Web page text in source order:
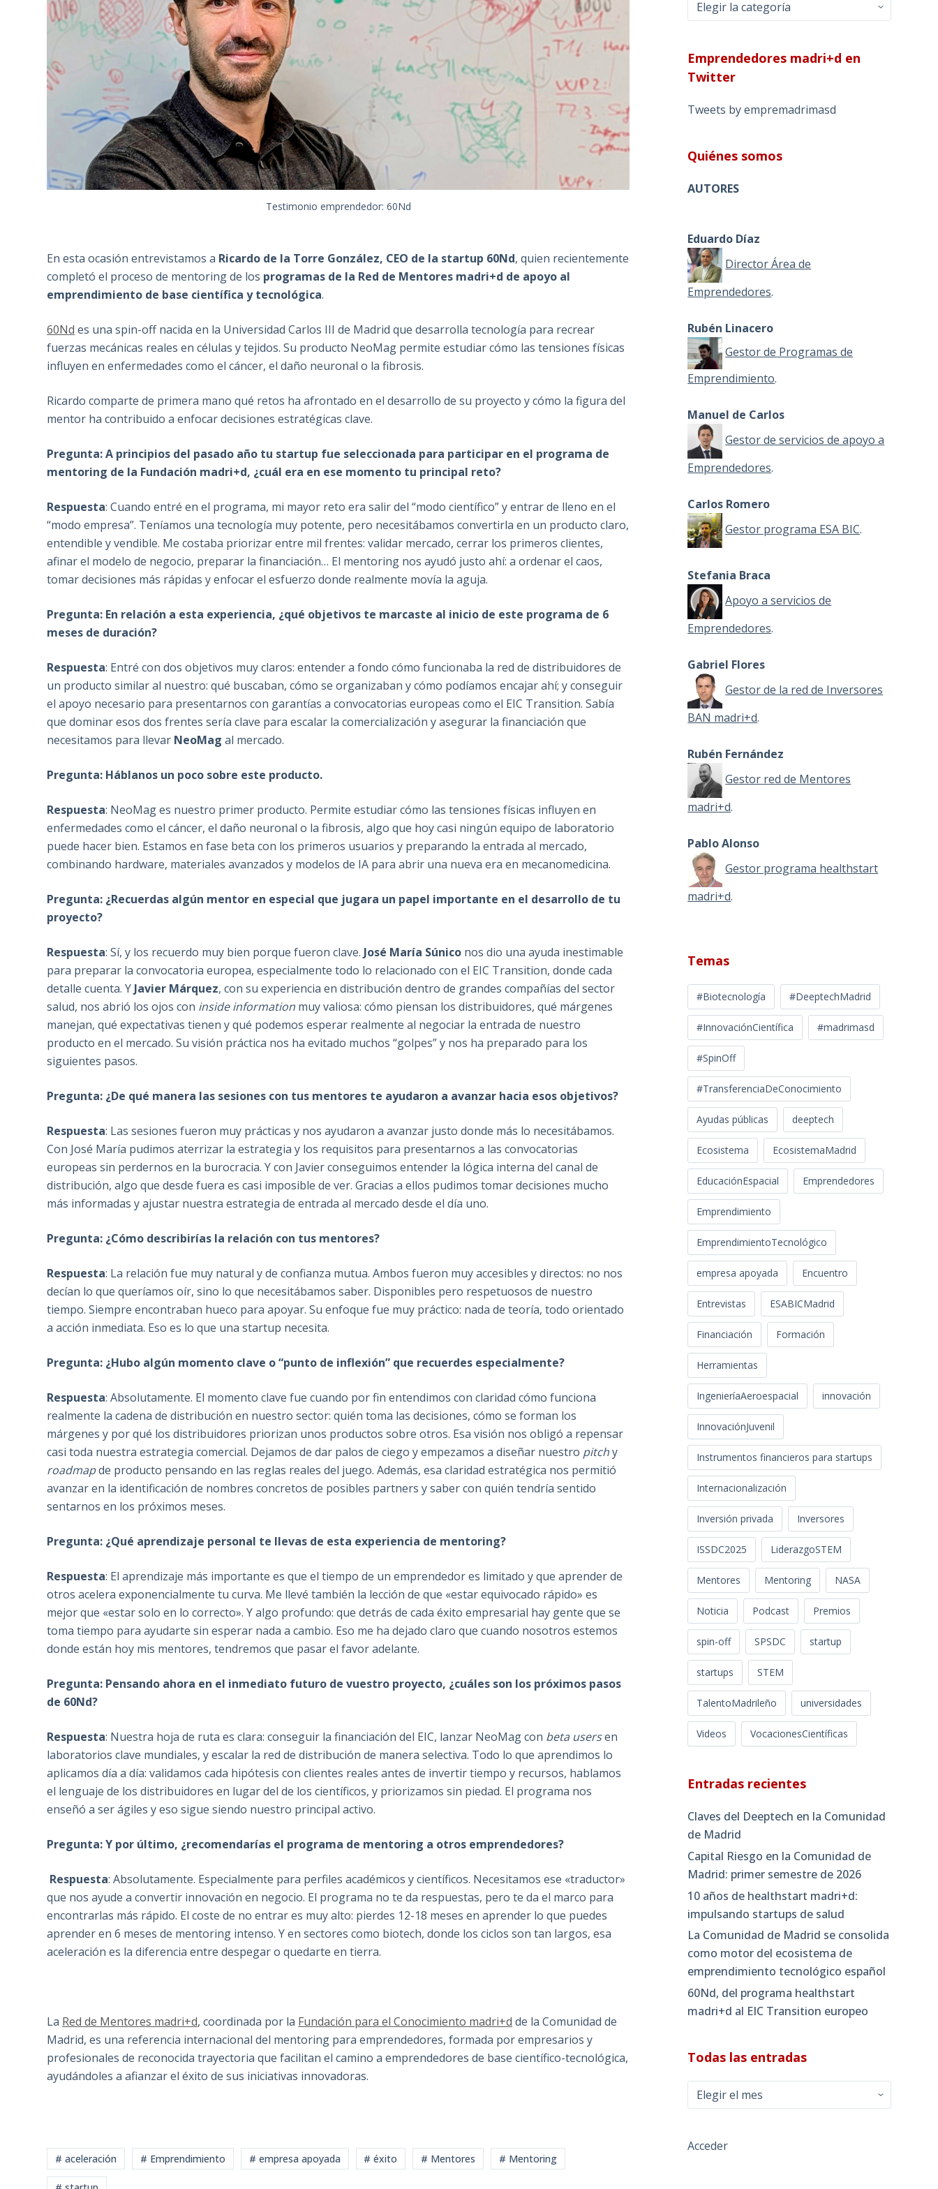
Testimonio emprendedor: 60Nd
En esta ocasión entrevistamos a Ricardo de la Torre González, CEO de la startup 60Nd, quien recientemente
completó el proceso de mentoring de los programas de la Red de Mentores madri+d de apoyo al
emprendimiento de base científica y tecnológica.
60Nd es una spin-off nacida en la Universidad Carlos III de Madrid que desarrolla tecnología para recrear
fuerzas mecánicas reales en células y tejidos. Su producto NeoMag permite estudiar cómo las tensiones físicas
influyen en enfermedades como el cáncer, el daño neuronal o la fibrosis.
Ricardo comparte de primera mano qué retos ha afrontado en el desarrollo de su proyecto y cómo la figura del
mentor ha contribuido a enfocar decisiones estratégicas clave.
Pregunta: A principios del pasado año tu startup fue seleccionada para participar en el programa de
mentoring de la Fundación madri+d, ¿cuál era en ese momento tu principal reto?
Respuesta: Cuando entré en el programa, mi mayor reto era salir del “modo científico” y entrar de lleno en el
“modo empresa”. Teníamos una tecnología muy potente, pero necesitábamos convertirla en un producto claro,
entendible y vendible. Me costaba priorizar entre mil frentes: validar mercado, cerrar los primeros clientes,
afinar el modelo de negocio, preparar la financiación… El mentoring nos ayudó justo ahí: a ordenar el caos,
tomar decisiones más rápidas y enfocar el esfuerzo donde realmente movía la aguja.
Pregunta: En relación a esta experiencia, ¿qué objetivos te marcaste al inicio de este programa de 6
meses de duración?
Respuesta: Entré con dos objetivos muy claros: entender a fondo cómo funcionaba la red de distribuidores de
un producto similar al nuestro: qué buscaban, cómo se organizaban y cómo podíamos encajar ahí; y conseguir
el apoyo necesario para presentarnos con garantías a convocatorias europeas como el EIC Transition. Sabía
que dominar esos dos frentes sería clave para escalar la comercialización y asegurar la financiación que
necesitamos para llevar NeoMag al mercado.
Pregunta: Háblanos un poco sobre este producto.
Respuesta: NeoMag es nuestro primer producto. Permite estudiar cómo las tensiones físicas influyen en
enfermedades como el cáncer, el daño neuronal o la fibrosis, algo que hoy casi ningún equipo de laboratorio
puede hacer bien. Estamos en fase beta con los primeros usuarios y preparando la entrada al mercado,
combinando hardware, materiales avanzados y modelos de IA para abrir una nueva era en mecanomedicina.
Pregunta: ¿Recuerdas algún mentor en especial que jugara un papel importante en el desarrollo de tu
proyecto?
Respuesta: Sí, y los recuerdo muy bien porque fueron clave. José María Súnico nos dio una ayuda inestimable
para preparar la convocatoria europea, especialmente todo lo relacionado con el EIC Transition, donde cada
detalle cuenta. Y Javier Márquez, con su experiencia en distribución dentro de grandes compañías del sector
salud, nos abrió los ojos con inside information muy valiosa: cómo piensan los distribuidores, qué márgenes
manejan, qué expectativas tienen y qué podemos esperar realmente al negociar la entrada de nuestro
producto en el mercado. Su visión práctica nos ha evitado muchos “golpes” y nos ha preparado para los
siguientes pasos.
Pregunta: ¿De qué manera las sesiones con tus mentores te ayudaron a avanzar hacia esos objetivos?
Respuesta: Las sesiones fueron muy prácticas y nos ayudaron a avanzar justo donde más lo necesitábamos.
Con José María pudimos aterrizar la estrategia y los requisitos para presentarnos a las convocatorias
europeas sin perdernos en la burocracia. Y con Javier conseguimos entender la lógica interna del canal de
distribución, algo que desde fuera es casi imposible de ver. Gracias a ellos pudimos tomar decisiones mucho
más informadas y ajustar nuestra estrategia de entrada al mercado desde el día uno.
Pregunta: ¿Cómo describirías la relación con tus mentores?
Respuesta: La relación fue muy natural y de confianza mutua. Ambos fueron muy accesibles y directos: no nos
decían lo que queríamos oír, sino lo que necesitábamos saber. Disponibles pero respetuosos de nuestro
tiempo. Siempre encontraban hueco para apoyar. Su enfoque fue muy práctico: nada de teoría, todo orientado
a acción inmediata. Eso es lo que una startup necesita.
Pregunta: ¿Hubo algún momento clave o “punto de inflexión” que recuerdes especialmente?
Respuesta: Absolutamente. El momento clave fue cuando por fin entendimos con claridad cómo funciona
realmente la cadena de distribución en nuestro sector: quién toma las decisiones, cómo se forman los
márgenes y por qué los distribuidores priorizan unos productos sobre otros. Esa visión nos obligó a repensar
casi toda nuestra estrategia comercial. Dejamos de dar palos de ciego y empezamos a diseñar nuestro pitchy
roadmapde producto pensando en las reglas reales del juego. Además, esa claridad estratégica nos permitió
avanzar en la identificación de nombres concretos de posibles partners y saber con quién tendría sentido
sentarnos en los próximos meses.
Pregunta: ¿Qué aprendizaje personal te llevas de esta experiencia de mentoring?
Respuesta: El aprendizaje más importante es que el tiempo de un emprendedor es limitado y que aprender de
otros acelera exponencialmente tu curva. Me llevé también la lección de que «estar equivocado rápido» es
mejor que «estar solo en lo correcto». Y algo profundo: que detrás de cada éxito empresarial hay gente que se
toma tiempo para ayudarte sin esperar nada a cambio. Eso me ha dejado claro que cuando nosotros estemos
donde están hoy mis mentores, tendremos que pasar el favor adelante.
Pregunta: Pensando ahora en el inmediato futuro de vuestro proyecto, ¿cuáles son los próximos pasos
de 60Nd?
Respuesta: Nuestra hoja de ruta es clara: conseguir la financiación del EIC, lanzar NeoMag con beta usersen
laboratorios clave mundiales, y escalar la red de distribución de manera selectiva. Todo lo que aprendimos lo
aplicamos día a día: validamos cada hipótesis con clientes reales antes de invertir tiempo y recursos, hablamos
el lenguaje de los distribuidores en lugar del de los científicos, y priorizamos sin piedad. El programa nos
enseñó a ser ágiles y eso sigue siendo nuestro principal activo.
Pregunta: Y por último, ¿recomendarías el programa de mentoring a otros emprendedores?
Respuesta: Absolutamente. Especialmente para perfiles académicos y científicos. Necesitamos ese «traductor»
que nos ayude a convertir innovación en negocio. El programa no te da respuestas, pero te da el marco para
encontrarlas más rápido. El coste de no entrar es muy alto: pierdes 12-18 meses en aprender lo que puedes
aprender en 6 meses de mentoring intenso. Y en sectores como biotech, donde los ciclos son tan largos, esa
aceleración es la diferencia entre despegar o quedarte en tierra.
La Red de Mentores madri+d, coordinada por la Fundación para el Conocimiento madri+d de la Comunidad de
Madrid, es una referencia internacional del mentoring para emprendedores, formada por empresarios y
profesionales de reconocida trayectoria que facilitan el camino a emprendedores de base científico-tecnológica,
ayudándoles a afianzar el éxito de sus iniciativas innovadoras.
# aceleración # Emprendimiento # empresa apoyada # éxito # Mentores # Mentoring
Emprendedores madri+d en
Twitter
Tweets by empremadrimasd
Quiénes somos
AUTORES
Eduardo Díaz
Director Área de
Emprendedores.
Rubén Linacero
Gestor de Programas de
Emprendimiento.
Manuel de Carlos
Gestor de servicios de apoyo a
Emprendedores.
Carlos Romero
Gestor programa ESA BIC.
Stefania Braca
Apoyo a servicios de
Emprendedores.
Gabriel Flores
Gestor de la red de Inversores
BAN madri+d.
Rubén Fernández
Gestor red de Mentores
madri+d.
Pablo Alonso
Gestor programa healthstart
madri+d.
Temas
#Biotecnología #DeeptechMadrid
#InnovaciónCientífica #madrimasd
#SpinOff
#TransferenciaDeConocimiento
Ayudas públicas deeptech
Ecosistema EcosistemaMadrid
EducaciónEspacial Emprendedores
Emprendimiento
EmprendimientoTecnológico
empresa apoyada Encuentro
Entrevistas ESABICMadrid
Financiación Formación
Herramientas
IngenieríaAeroespacial innovación
InnovaciónJuvenil
Instrumentos financieros para startups
Internacionalización
Inversión privada Inversores
ISSDC2025 LiderazgoSTEM
Mentores Mentoring NASA
Noticia Podcast Premios
spin-off SPSDC startup
startups STEM
TalentoMadrileño universidades
Videos VocacionesCientíficas
Entradas recientes
Claves del Deeptech en la Comunidad
de Madrid
Capital Riesgo en la Comunidad de
Madrid: primer semestre de 2026
10 años de healthstart madri+d:
impulsando startups de salud
La Comunidad de Madrid se consolida
como motor del ecosistema de
emprendimiento tecnológico español
60Nd, del programa healthstart
madri+d al EIC Transition europeo
Todas las entradas
Todas
las
Acceder